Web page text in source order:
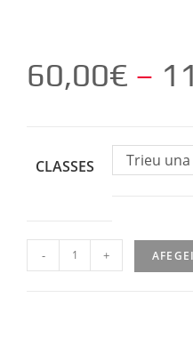
60,00€ –
CLASSES Trieu
- +